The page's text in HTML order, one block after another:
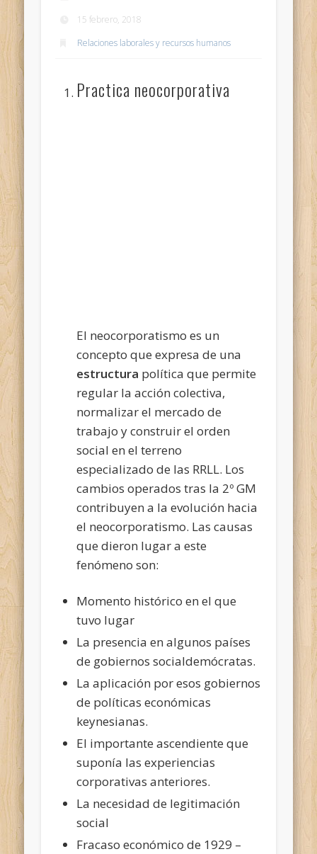
15 febrero, 2018
Relaciones laborales y recursos humanos
Practica neocorporativa
El neocorporatismo es un
concepto que expresa de una
estructura política que permite
regular la acción colectiva,
normalizar el mercado de
trabajo y construir el orden
social en el terreno
especializado de las RRLL. Los
cambios operados tras la 2º GM
contribuyen a la evolución hacia
el neocorporatismo. Las causas
que dieron lugar a este
fenómeno son:
Momento histórico en el que
tuvo lugar
La presencia en algunos países
de gobiernos socialdemócratas.
La aplicación poresos gobiernos
de políticas económicas
keynesianas.
El importante ascendiente que
suponía las experiencias
corporativas anteriores.
La necesidad de legitimación
social
Fracaso económico de 1929 –